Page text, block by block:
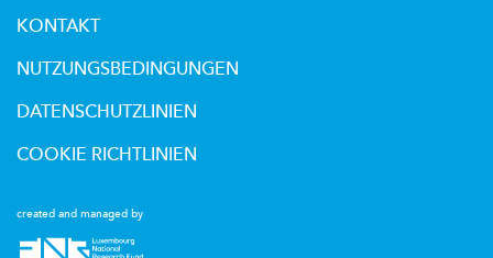
created and managed by
KONTAKT
NUTZUNGSBEDINGUNGEN
DATENSCHUTZLINIEN
COOKIE RICHTLINIEN